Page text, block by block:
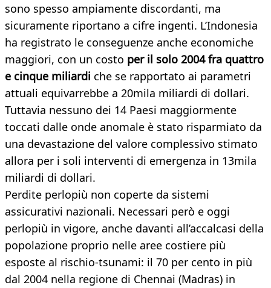
sono spesso ampiamente discordanti, ma
sicuramente riportano a cifre ingenti. L’Indonesia
ha registrato le conseguenze anche economiche
maggiori, con un costo per il solo 2004 fra quattro
e cinque miliardi che se rapportato ai parametri
attuali equivarrebbe a 20mila miliardi di dollari.
Tuttavia nessuno dei 14 Paesi maggiormente
toccati dalle onde anomale è stato risparmiato da
una devastazione del valore complessivo stimato
allora per i soli interventi di emergenza in 13mila
miliardi di dollari.
Perdite perlopiù non coperte da sistemi
assicurativi nazionali. Necessari però e oggi
perlopiù in vigore, anche davanti all’accalcasi della
popolazione proprio nelle aree costiere più
esposte al rischio-tsunami: il 70 per cento in più
dal 2004 nella regione di Chennai (Madras) in